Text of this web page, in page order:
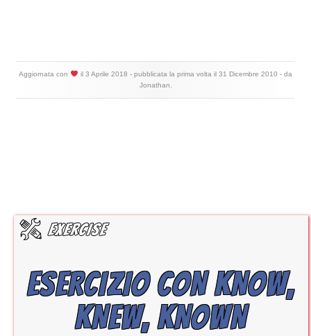
Aggiornata con il 3 Aprile 2018 - pubblicata la prima volta il 31 Dicembre 2010 - da
Jonathan
ESERCIZIO CON KNOW,
KNEW, KNOWN